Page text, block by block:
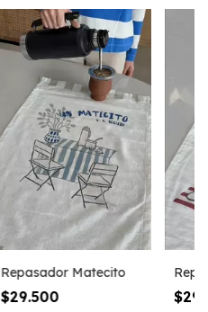
Repasador Matecito
$29.500